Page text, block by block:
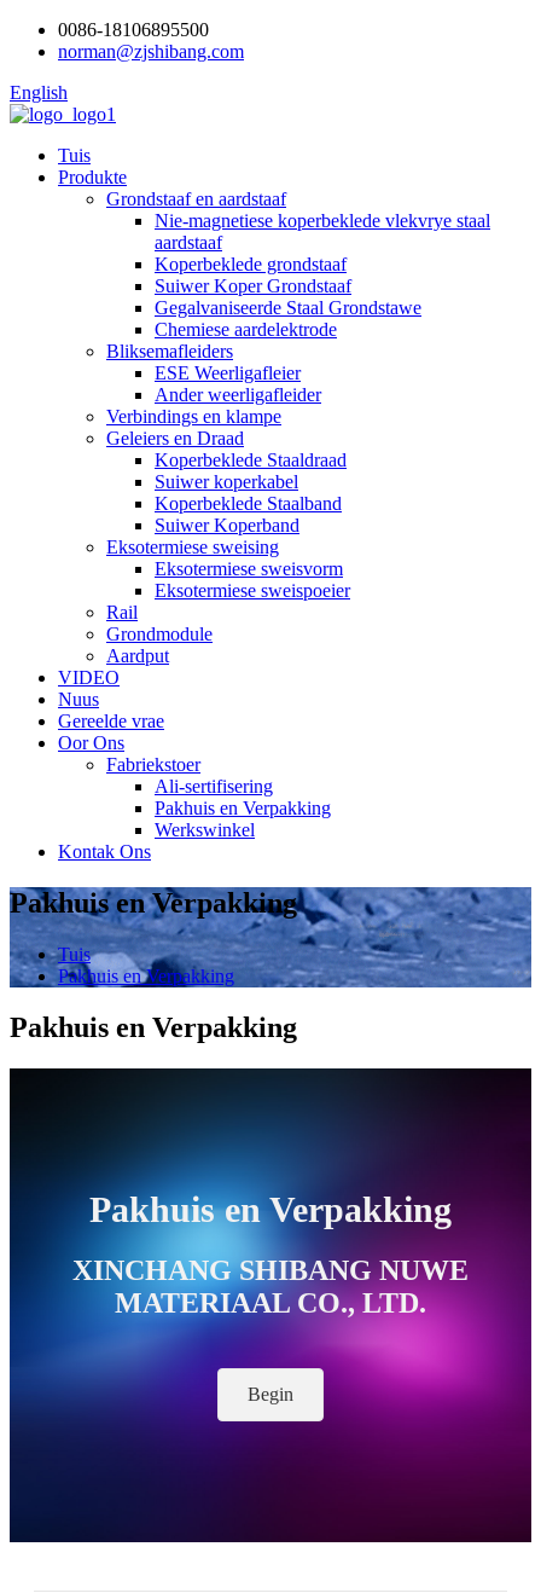
0086-18106895500
norman@zjshibang.com
English
Tuis
Produkte
Grondstaaf en aardstaaf
Nie-magnetiese koperbeklede vlekvrye staal
aardstaaf
Koperbeklede grondstaaf
Suiwer Koper Grondstaaf
Gegalvaniseerde Staal Grondstawe
Chemiese aardelektrode
Bliksemafleiders
ESE Weerligafleier
Ander weerligafleider
Verbindings en klampe
Geleiers en Draad
Koperbeklede Staaldraad
Suiwer koperkabel
Koperbeklede Staalband
Suiwer Koperband
Eksotermiese sweising
Eksotermiese sweisvorm
Eksotermiese sweispoeier
Rail
Grondmodule
Aardput
VIDEO
Nuus
Gereelde vrae
Oor Ons
Fabriekstoer
Ali-sertifisering
Pakhuis en Verpakking
Werkswinkel
Kontak Ons
Pakhuis en Verpakking
Tuis
Pakhuis en Verpakking
Pakhuis en Verpakking
Pakhuis en Verpakking
XINCHANG SHIBANG NUWE
MATERIAAL CO., LTD.
Begin